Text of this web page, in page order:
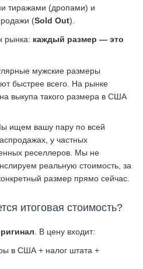
тиражами (дропами) и
(Sold Out).
рынка: каждый размер — это
мужские размеры
быстрее всего. На рынке
выкупа такого размера в США
ищем вашу пару по всей
у частных
реселлеров. Мы не
реальную стоимость, за
размер прямо сейчас.
итоговая стоимость?
. В цену входит:
в США + налог штата +